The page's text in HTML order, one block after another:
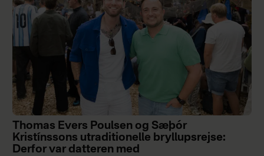
Thomas Evers Poulsen og Sæþór
Kristínssons utraditionelle bryllupsrejse:
Derfor var datteren med